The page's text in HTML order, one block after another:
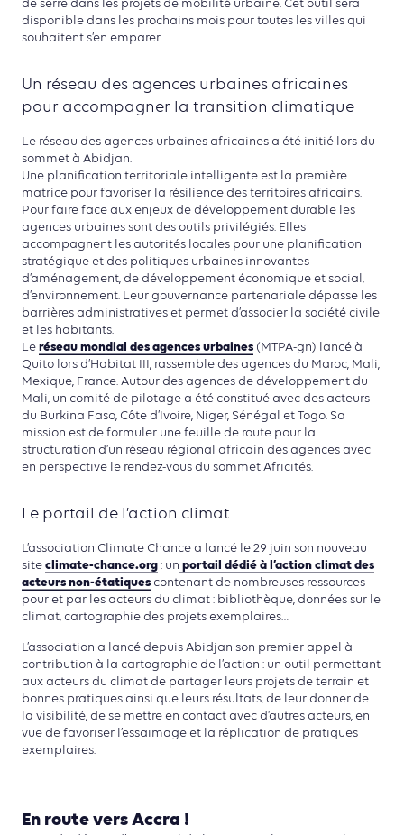
de serre dans les projets de mobilité urbaine. Cet outil sera
disponible dans les prochains mois pour toutes les villes qui
souhaitent s’en emparer.
Un réseau des agences urbaines africaines
pour accompagner la transition climatique
Le réseau des agences urbaines africaines a été initié lors du
sommet à Abidjan.
Une planification territoriale intelligente est la première
matrice pour favoriser la résilience des territoires africains.
Pour faire face aux enjeux de développement durable les
agences urbaines sont des outils privilégiés. Elles
accompagnent les autorités locales pour une planification
stratégique et des politiques urbaines innovantes
d’aménagement, de développement économique et social,
d’environnement. Leur gouvernance partenariale dépasse les
barrières administratives et permet d’associer la société civile
et les habitants.
Le réseau mondial des agences urbaines (MTPA-gn) lancé à
Quito lors d’Habitat III, rassemble des agences du Maroc, Mali,
Mexique, France. Autour des agences de développement du
Mali, un comité de pilotage a été constitué avec des acteurs
du Burkina Faso, Côte d’Ivoire, Niger, Sénégal et Togo. Sa
mission est de formuler une feuille de route pour la
structuration d’un réseau régional africain des agences avec
en perspective le rendez-vous du sommet Africités.
Le portail de l’action climat
L’association Climate Chance a lancé le 29 juin son nouveau
site climate-chance.org : un portail dédié à l’action climat des
acteurs non-étatiques contenant de nombreuses ressources
pour et par les acteurs du climat : bibliothèque, données sur le
climat, cartographie des projets exemplaires…
L’association a lancé depuis Abidjan son premier appel à
contribution à la cartographie de l’action : un outil permettant
aux acteurs du climat de partager leurs projets de terrain​ et
bonnes pratiques​ ainsi que leurs résultats, de leur donner de
la visibilité, de se mettre en contact avec d’autres acteurs, en
vue de favoriser l’essaimage et la réplication de pratiques
exemplaires.
En route vers Accra !